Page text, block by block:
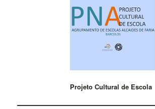
Projeto Cultural de Escola